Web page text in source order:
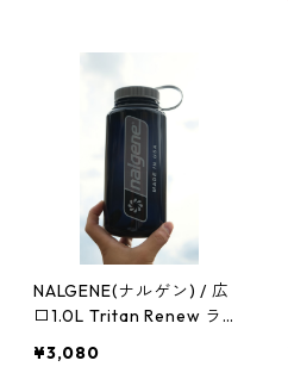
NALGENE(ナルゲン) / 広
口1.0L Tritan Renew ラー
¥3,080